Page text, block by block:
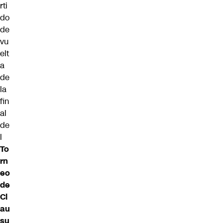
rti
do
de
vu
elt
a
de
la
fin
al
de
l
To
rn
eo
de
Cl
au
su